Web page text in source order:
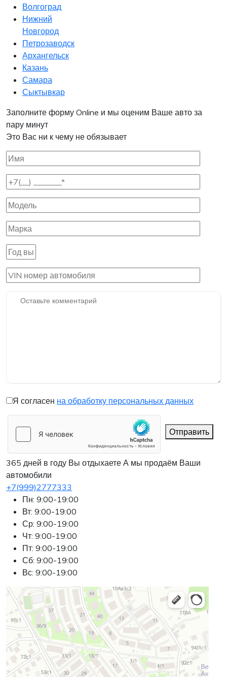
Волгоград
Нижний
Новгород
Петрозаводск
Архангельск
Казань
Самара
Сыктывкар
Заполните форму Online и мы оценим Ваше авто за
пару минут
Это Вас ни к чему не обязывает
Я согласен на обработку персональных данных
Отправить
365 дней в году Вы отдыхаете А мы продаём Ваши
автомобили
+7(999)2777333
Пн: 9:00-19:00
Вт: 9:00-19:00
Ср: 9:00-19:00
Чт: 9:00-19:00
Пт: 9:00-19:00
Сб: 9:00-19:00
Вс: 9:00-19:00